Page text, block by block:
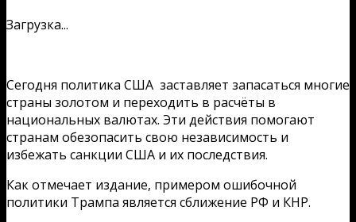
Загрузка...
Сегодня политика США заставляет запасаться многие
страны золотом и переходить в расчёты в
национальных валютах. Эти действия помогают
странам обезопасить свою независимость и
избежать санкции США и их последствия.
Как отмечает издание, примером ошибочной
политики Трампа является сближение РФ и КНР.